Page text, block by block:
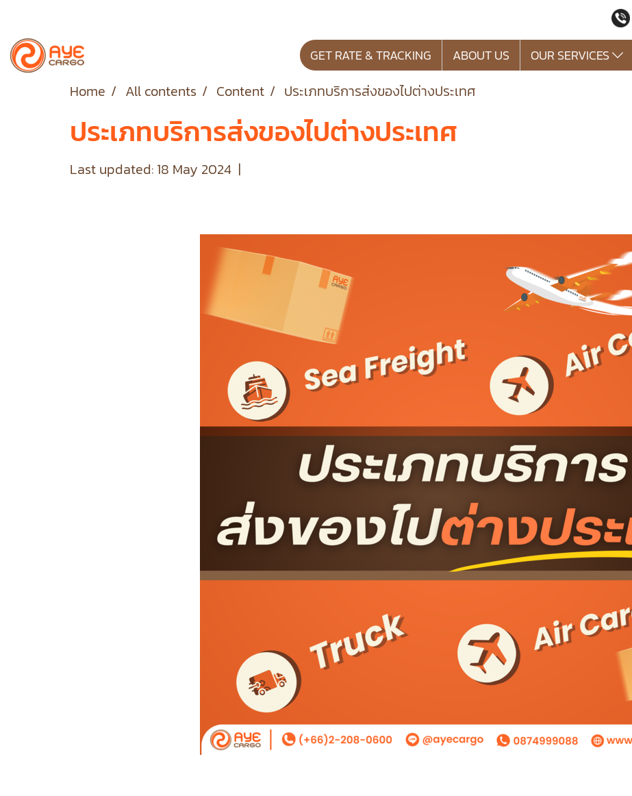
GET RATE & TRACKING ABOUT US OUR SERVICES
Home All contents Content ประเภทบริการส่งของไปต่างประเทศ
ประเภทบริการส่งของไปต่างประเทศ
Last updated: 18 May 2024 |